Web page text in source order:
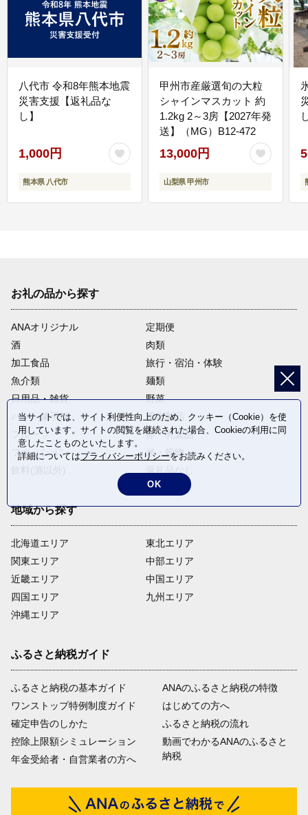
八代市 令和8年熊本地震
災害支援【返礼品な
し】
1,000円
熊本県 八代市
甲州市産厳選旬の大粒
シャインマスカット 約
1.2kg 2～3房【2027年発
送】（MG）B12-472
13,000円
山梨県 甲州市
お礼の品から探す
ANAオリジナル
定期便
酒
肉類
加工食品
旅行・宿泊・体験
魚介類
麺類
日用品・雑貨
野菜
パン・菓子類
電化製品
フルーツ
卵・乳製品
ファッション
米・穀物
地域から探す
北海道エリア
関東エリア
近畿エリア
四国エリア
沖縄エリア
東北エリア
中部エリア
中国エリア
九州エリア
ふるさと納税ガイド
ふるさと納税の基本ガイド
ワンストップ特例制度ガイド
確定申告のしかた
控除上限額シミュレーション
年金受給者・自営業者の方へ
ANAのふるさと納税の特徴
はじめての方へ
ふるさと納税の流れ
動画でわかるANAのふるさと
納税
当サイトでは、サイト利便性向上のため、クッキー（Cookie）を使
用しています。サイトの閲覧を継続された場合、Cookieの利用に同
意したことものといたします。
詳細についてはプライバシーポリシーをお読みください。
OK